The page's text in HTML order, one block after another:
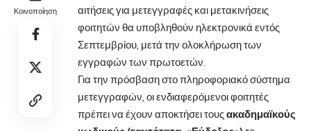
Κοινοποίηση
αιτήσεις για μετεγγραφές και μετακινήσεις
φοιτητών θα υποβληθούν ηλεκτρονικά εντός
Σεπτεμβρίου, μετά την ολοκλήρωση των
εγγραφών των πρωτοετών.
Για την πρόσβαση στο πληροφοριακό σύστημα
μετεγγραφών, οι ενδιαφερόμενοι φοιτητές
πρέπει να έχουν αποκτήσει τουςακαδημαϊκούς